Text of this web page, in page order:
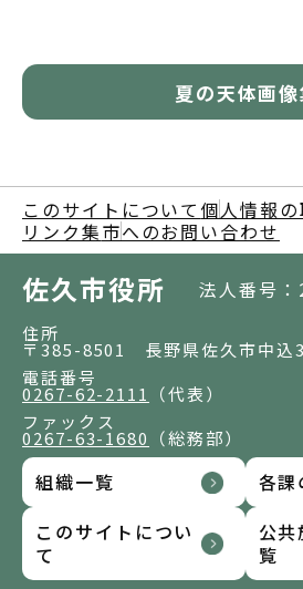
夏の天体画像
このサイトについて 個人情報
リンク集市へのお問い合わせ
佐久市役所 法人番号
住所
〒385-8501 長野県佐久市中込
電話番号
0267-62-2111
（代表）
ファックス
0267-63-1680 （総務部）
組織一覧
各課
このサイトについ
て
公
覧